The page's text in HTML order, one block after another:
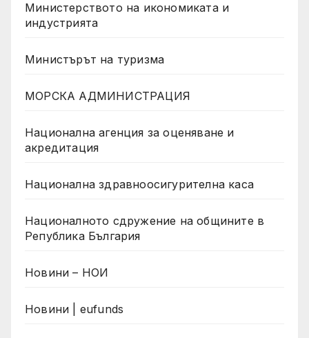
Министерството на икономиката и
индустрията
Министърът на туризма
МОРСКА АДМИНИСТРАЦИЯ
Национална агенция за оценяване и
акредитация
Национална здравноосигурителна каса
Националното сдружение на общините в
Република България
Новини – НОИ
Новини | eufunds